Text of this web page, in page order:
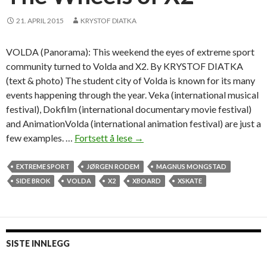
21. APRIL 2015 KRYSTOF DIATKA
VOLDA (Panorama): This weekend the eyes of extreme sport
community turned to Volda and X2. By KRYSTOF DIATKA
(text & photo) The student city of Volda is known for its many
events happening through the year. Veka (international musical
festival), Dokfilm (international documentary movie festival)
and AnimationVolda (international animation festival) are just a
few examples. … Fortsett å lese T
e
W
→
EXTREME SPORT JØRGEN RODEM
MAGNUS MONGSTAD
SIDE BROK
VOLDA X2 XBOARD XSKATE
SISTE INNLEGG